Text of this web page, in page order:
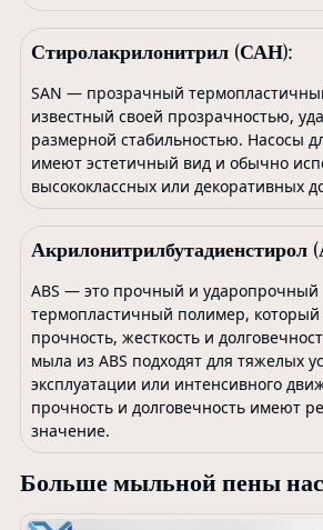
Стиролакрилонитрил (САН):
SAN — прозрачный
известный своей прозрачностью,
размерной стабильностью. Насосы
имеют эстетичный вид и обычно
высококлассных или декоративных
Акрилонитрилбутадиенстирол
ABS — это прочный и ударопрочный
термопластичный полимер, который
прочность, жесткость и
мыла из ABS подходят для тяжелых
эксплуатации или интенсивного
прочность и долговечность имеют
значение.
Больше мыльной пены